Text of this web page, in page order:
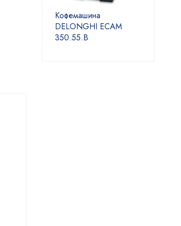
Кофемашина
DELONGHI ECAM
350.55.B